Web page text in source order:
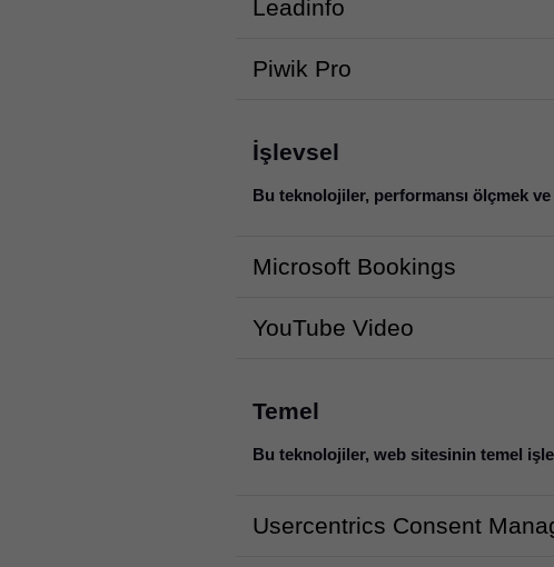
Leadinfo
Piwik Pro
İşlevsel
Bu teknolojiler, performansı ölçmek
Microsoft Bookings
YouTube Video
Temel
Bu teknolojiler, web sitesinin temel
Usercentrics Consent